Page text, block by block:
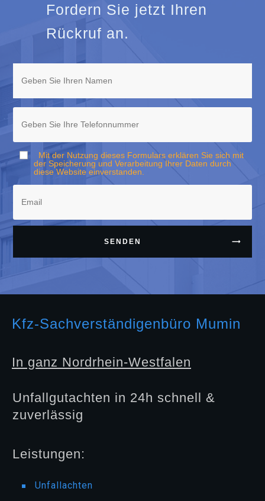
Fordern Sie jetzt Ihren
Rückruf an.
Mit der Nutzung dieses Formulars erklären Sie sich mit
der Speicherung und Verarbeitung Ihrer Daten durch
diese Website einverstanden.
SENDEN
Kfz-Sachverständigenbüro Mumin
In ganz Nordrhein-Westfalen
Unfallgutachten in 24h schnell &
zuverlässig
Leistungen:
Unfallachten